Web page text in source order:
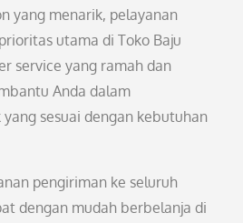
yang menarik, pelayanan
utama di Toko Baju
service yang ramah dan
Anda dalam
sesuai dengan kebutuhan
pengiriman ke seluruh
dengan mudah berbelanja di